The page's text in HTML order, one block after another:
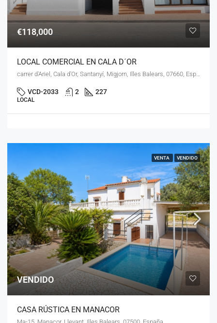
€118,000
LOCAL COMERCIAL EN CALA D´OR
carrer d'Ariel, Cala d'Or, Santanyí, Migjorn, Illes Balears, 07660, España
VCD-2033 2 227
LOCAL
VENTA VENDIDO
VENDIDO
CASA RÚSTICA EN MANACOR
Ma-15, Manacor, Llevant, Illes Balears, 07500, España